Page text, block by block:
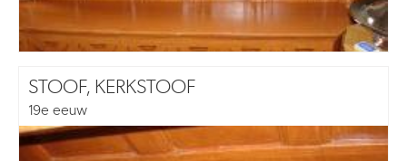
STOOF, KERKSTOOF
19e eeuw